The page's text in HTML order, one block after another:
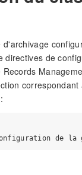
directives de